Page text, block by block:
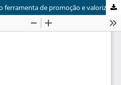
O jogo Estrelas Ocultas como ferramenta de promoção e valorização das mulheres na Astronomia e metodologia de ensino de Astronomia para a Educação Básica.